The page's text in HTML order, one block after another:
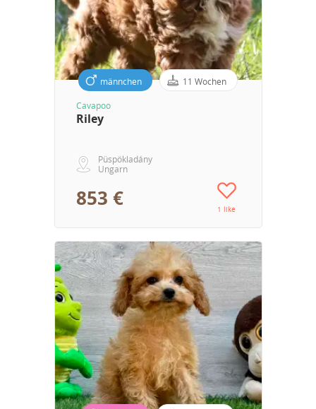
männchen 11 Wochen
Cavapoo
Riley
Püspökladány
Ungarn
853 € 1 like